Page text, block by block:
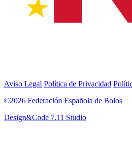
Aviso Legal Política de Privacidad
©2026 Federación Española de Bolos
Design&Code 7.11 Studio